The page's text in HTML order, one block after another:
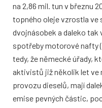
na 2,86 mil. tun v březnu
topného oleje vzrostla ve
dvojnásobek a daleko tak
spotřeby motorové nafty
tedy, že německé úřady,
aktivistů již několik let ve
provozu dieselů, mají
emise pevných částic, po